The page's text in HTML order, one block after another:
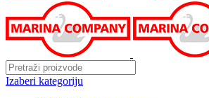
Izaberi kategoriju